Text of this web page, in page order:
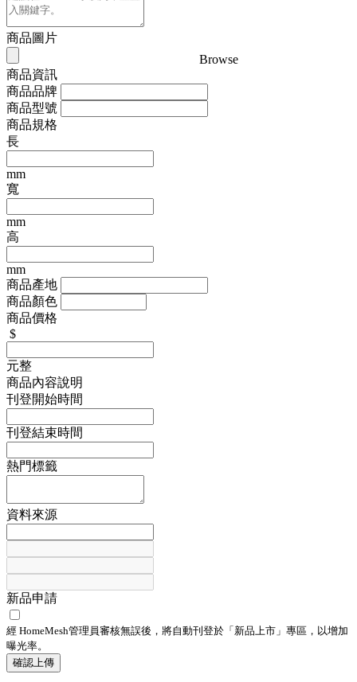
商品圖片
Browse
商品資訊
商品品牌
商品型號
商品規格
長
mm
寬
mm
高
mm
商品產地
商品顏色
商品價格
$
元整
商品內容說明
刊登開始時間
刊登結束時間
熱門標籤
資料來源
新品申請
經 HomeMesh管理員審核無誤後，將自動刊登於「 新品上市 」專區，以增加
曝光率。
確認上傳